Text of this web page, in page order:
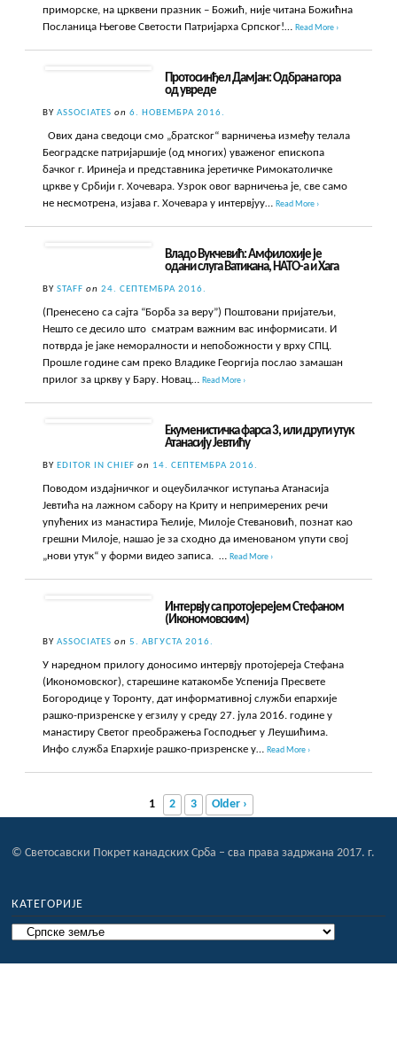
приморске, на црквени празник – Божић, није читана Божићна
Посланица Његове Светости Патријарха Српског!…Read More ›
Протосинђел Дамјан: Одбрана гора
од увреде
BYASSOCIATES on 6. НОВЕМБРА 2016.
Ових дана сведоци смо „братског“ варничења између телала
Београдске патријаршије (од многих) уваженог епископа
бачког г. Иринеја и представника јеретичке Римокатоличке
цркве у Србији г. Хочевара. Узрок овог варничења је, све само
не несмотрена, изјава г. Хочевара у интервјуу…Read More ›
Владо Вукчевић: Амфилохије је
одани слуга Ватикана, НАТО-а и Хага
BYSTAFF on 24. СЕПТЕМБРА 2016.
(Пренесено са сајта “Борба за веру”) Поштовани пријатељи,
Нешто се десило што сматрам важним вас информисати. И
потврда је јаке неморалности и непобожности у врху СПЦ.
Прошле године сам преко Владике Георгија послао замашан
прилог за цркву у Бару. Новац…Read More ›
Екуменистичка фарса 3, или други утук
Атанасију Јевтићу
BYEDITOR IN CHIEF on 14. СЕПТЕМБРА 2016.
Поводом издајничког и оцеубилачког иступања Атанасија
Јевтића на лажном сабору на Криту и непримерених речи
упућених из манастира Ћелије, Милоје Стевановић, познат као
грешни Милоје, нашао је за сходно да именованом упути свој
„нови утук“ у форми видео записа. …Read More ›
Интервју са протојерејем Стефаном
(Икономовским)
BYASSOCIATES on 5. АВГУСТА 2016.
У наредном прилогу доносимо интервју протојереја Стефана
(Икономовског), старешине катакомбе Успенија Пресвете
Богородице у Торонту, дат информативној служби епархије
рашко-призренске у егзилу у среду 27. јула 2016. године у
манастиру Светог преображења Господњег у Леушићима.
Инфо служба Епархије рашко-призренске у…Read More ›
1 2 3 Older ›
© Светосавски Покрет канадских Срба – сва права задржана 2017. г.
КАТЕГОРИЈЕ
Категорије